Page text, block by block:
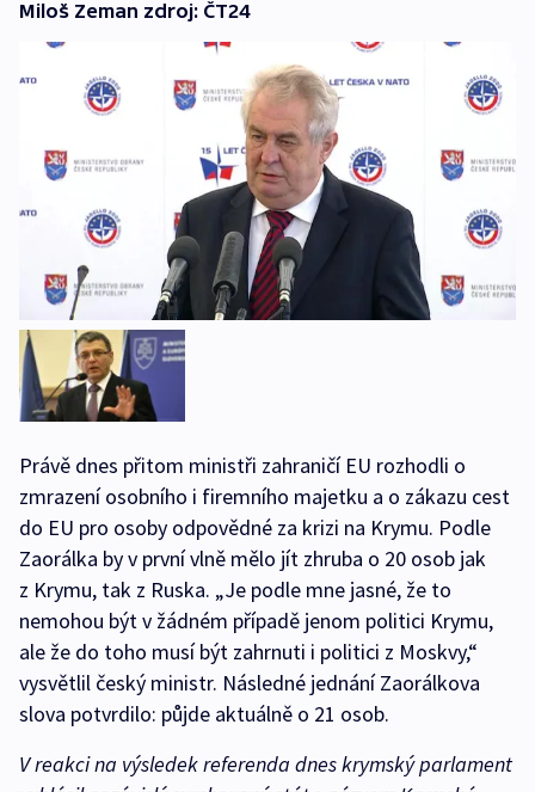
Miloš Zeman zdroj: ČT24
Právě dnes přitom ministři zahraničí EU rozhodli o
zmrazení osobního i firemního majetku a o zákazu cest
do EU pro osoby odpovědné za krizi na Krymu. Podle
Zaorálka by v první vlně mělo jít zhruba o 20 osob jak
z Krymu, tak z Ruska. „Je podle mne jasné, že to
nemohou být v žádném případě jenom politici Krymu,
ale že do toho musí být zahrnuti i politici z Moskvy,“
vysvětlil český ministr. Následné jednání Zaorálkova
slova potvrdilo: půjde aktuálně o 21 osob.
V reakci na výsledek referenda dnes krymský parlament